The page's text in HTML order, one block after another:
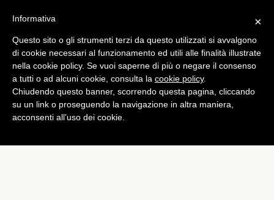
×
Informativa
Questo sito o gli strumenti terzi da questo utilizzati si avvalgono
di cookie necessari al funzionamento ed utili alle finalità illustrate
nella cookie policy. Se vuoi saperne di più o negare il consenso
a tutti o ad alcuni cookie, consulta la cookie policy.
Chiudendo questo banner, scorrendo questa pagina, cliccando
su un link o proseguendo la navigazione in altra maniera,
acconsenti all’uso dei cookie.